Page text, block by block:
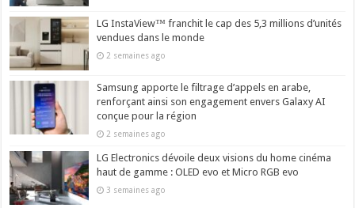
LG InstaView™ franchit le cap des 5,3 millions d’unités
vendues dans le monde
2 semaines ago
Samsung apporte le filtrage d’appels en arabe,
renforçant ainsi son engagement envers Galaxy AI
conçue pour la région
2 semaines ago
LG Electronics dévoile deux visions du home cinéma
haut de gamme : OLED evo et Micro RGB evo
3 semaines ago